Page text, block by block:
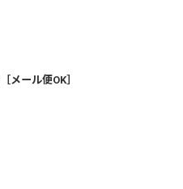
メール便OK］